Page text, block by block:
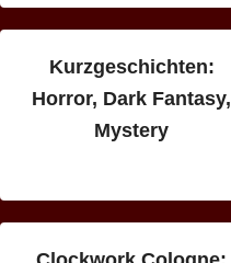
Kurzgeschichten:
Horror, Dark Fantasy,
Mystery